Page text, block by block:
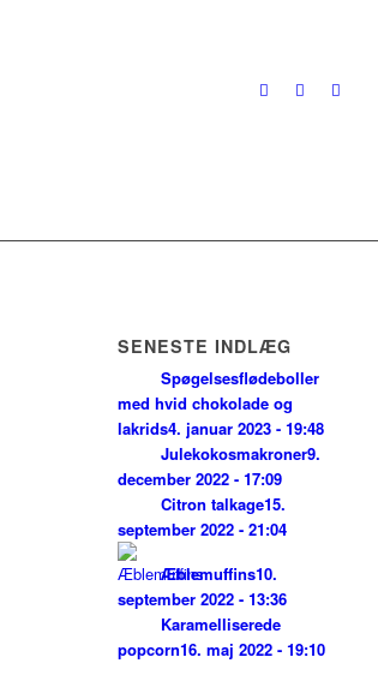
SENESTE INDLÆG
Spøgelsesflødeboller
med hvid chokolade og
lakrids4. januar 2023 - 19:48
Julekokosmakroner9.
december 2022 - 17:09
Citron talkage15.
september 2022 - 21:04
Æblemuffins10.
september 2022 - 13:36
Karamelliserede
popcorn16. maj 2022 - 19:10